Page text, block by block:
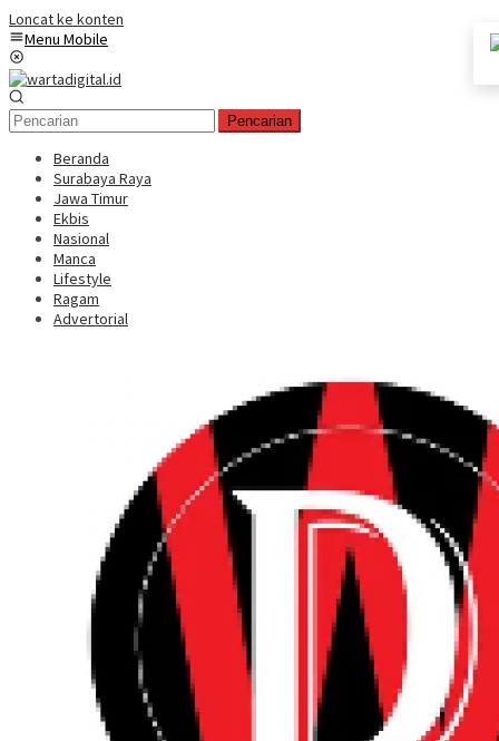
Loncat ke konten
Menu Mobile
Pencarian
Beranda
Surabaya Raya
Jawa Timur
Ekbis
Nasional
Manca
Lifestyle
Ragam
Advertorial